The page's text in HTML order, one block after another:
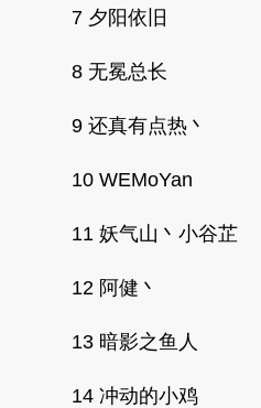
7 夕阳依旧
8 无冕总长
9 还真有点热丶
10 WEMoYan
11 妖气山丶小谷芷
12 阿健丶
13 暗影之鱼人
14 冲动的小鸡